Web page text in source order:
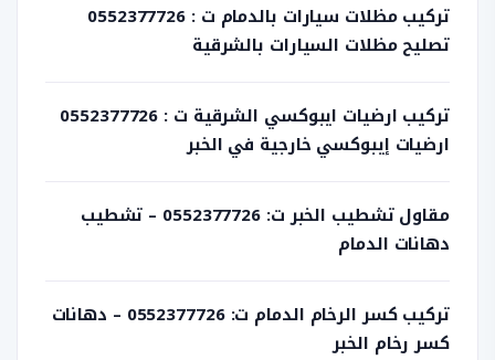
تركيب مظلات سيارات بالدمام ت : 0552377726
تصليح مظلات السيارات بالشرقية
تركيب ارضيات ايبوكسي الشرقية ت : 0552377726
ارضيات إيبوكسي خارجية في الخبر
مقاول تشطيب الخبر ت: 0552377726 – تشطيب
دهانات الدمام
تركيب كسر الرخام الدمام ت: 0552377726 – دهانات
كسر رخام الخبر